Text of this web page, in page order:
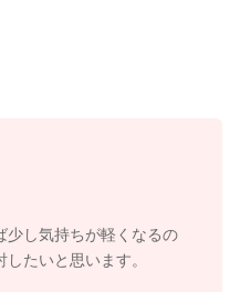
いますので、よろしけれ
ね。
少し気持ちが軽くなるの
たいと思います。